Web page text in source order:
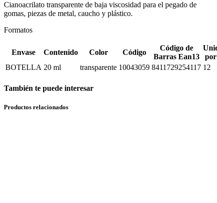
Cianoacrilato transparente de baja viscosidad para el pegado de
gomas, piezas de metal, caucho y plástico.
Formatos
Envase Contenido Color Código
Código de
Barras Ean13
BOTELLA 20 ml transparente 10043059 8411729254117 12
También te puede interesar
Productos relacionados